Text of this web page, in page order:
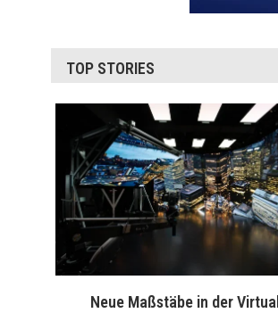
TOP STORIES
Neue Maßstäbe in der Virtual